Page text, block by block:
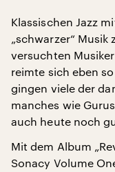
Klassischen Jazz
„schwarzer“
versuchten
reimte sich eben
gingen viele der
manches wie
auch heute noch
Mit dem Album
Sonacy Volume